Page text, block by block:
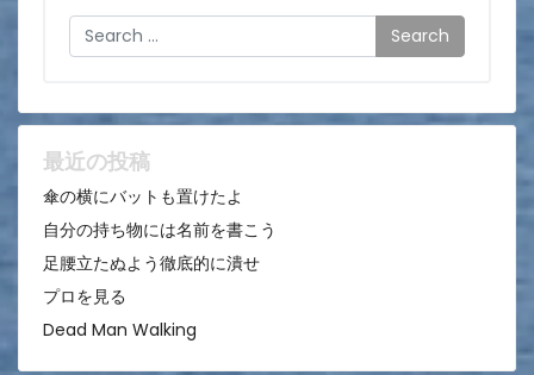
ョ
ン
Search
最近の投稿
傘の横にバットも置けたよ
自分の持ち物には名前を書こう
足腰立たぬよう徹底的に潰せ
プロを見る
Dead Man Walking